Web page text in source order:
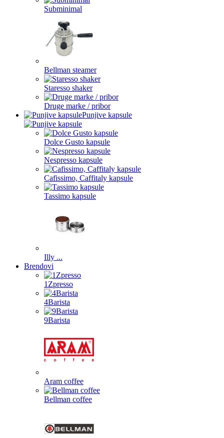
Subminimal
Bellman steamer
Staresso shaker
Druge marke / pribor
Punjive kapsule
Dolce Gusto kapsule
Nespresso kapsule
Cafissimo, Caffitaly kapsule
Tassimo kapsule
Illy ...
Brendovi
1Zpresso
4Barista
9Barista
Aram coffee
Bellman coffee